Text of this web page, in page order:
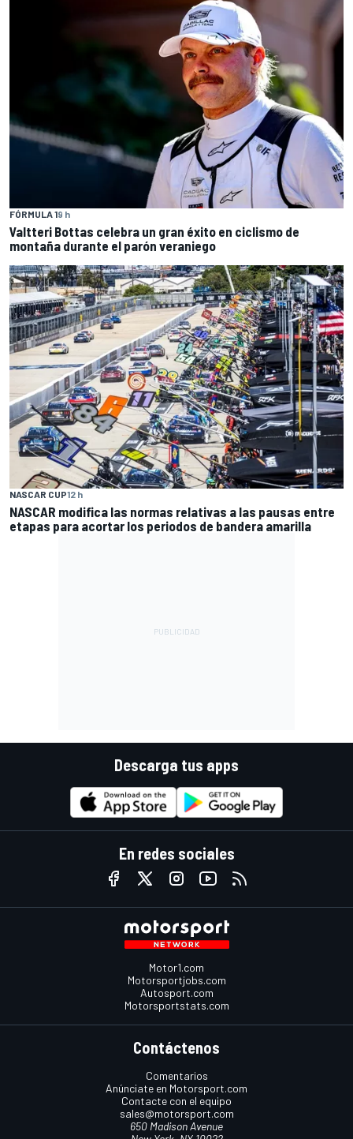
FÓRMULA 19 h
Valtteri Bottas celebra un gran éxito en ciclismo de
montaña durante el parón veraniego
NASCAR CUP12 h
NASCAR modifica las normas relativas a las pausas entre
etapas para acortar los periodos de bandera amarilla
Descarga tus apps
En redes sociales
Motor1.com
Motorsportjobs.com
Autosport.com
Motorsportstats.com
Contáctenos
Comentarios
Anúnciate en Motorsport.com
Contacte con el equipo
sales@motorsport.com
650 Madison Avenue